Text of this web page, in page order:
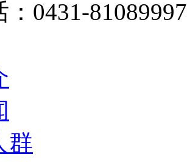
0431-81089997
群